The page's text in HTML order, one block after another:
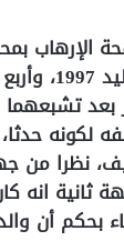
الإرهاب
بخمس سنوات
بداية الأمر
لكونه
من
ثانية انه
بحكم أن